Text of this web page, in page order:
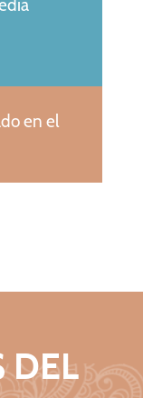
en el
DEL